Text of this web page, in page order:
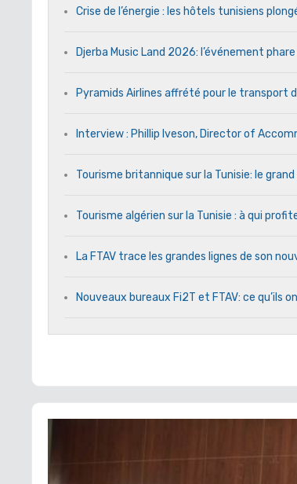
Crise de l’énergie : les hôtels tunisiens
Djerba Music Land 2026: l’événement
Pyramids Airlines affrété pour le transport
Interview : Phillip Iveson, Director of
Tourisme britannique sur la Tunisie: le
Tourisme algérien sur la Tunisie : à qui
La FTAV trace les grandes lignes de son
Nouveaux bureaux Fi2T et FTAV: ce qu’ils